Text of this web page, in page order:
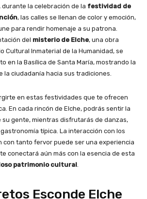
durante la celebración de la festividad de
, las calles se llenan de color y emoción,
para rendir homenaje a su patrona.
del misterio de Elche, una obra
Cultural Inmaterial de la Humanidad, se
en la Basílica de Santa María, mostrando la
la ciudadanía hacia sus tradiciones.
en estas festividades que te ofrecen
En cada rincón de Elche, podrás sentir la
su gente, mientras disfrutarás de danzas,
típica. La interacción con los
con tanto fervor puede ser una experiencia
conectará aún más con la esencia de esta
patrimonio cultural.
Esconde Elche